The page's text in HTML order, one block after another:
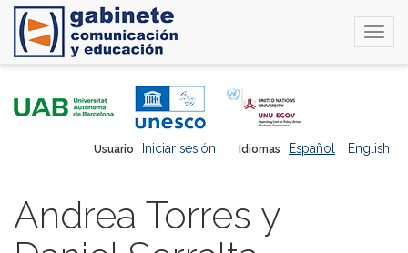
Idiomas Español English
Usuario Iniciar sesión
Andrea Torres y